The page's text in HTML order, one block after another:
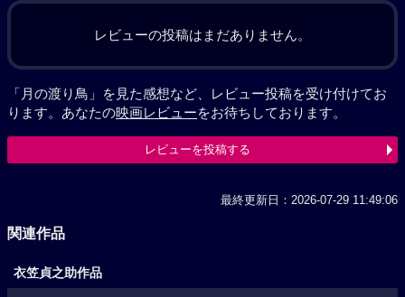
レビューの投稿はまだありません。
「月の渡り鳥」を見た感想など、レビュー投稿を受け付けてお
ります。あなたの映画レビューをお待ちしております。
レビューを投稿する
最終更新日：2026-07-29 11:49:06
関連作品
衣笠貞之助作品